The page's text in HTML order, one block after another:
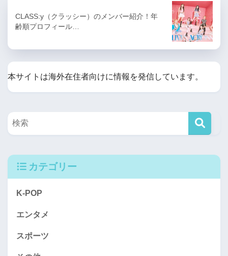
CLASS:y（クラッシー）のメンバー紹介！年
齢順プロフィール…
本サイトは海外在住者向けに情報を発信しています。
カテゴリー
K-POP
エンタメ
スポーツ